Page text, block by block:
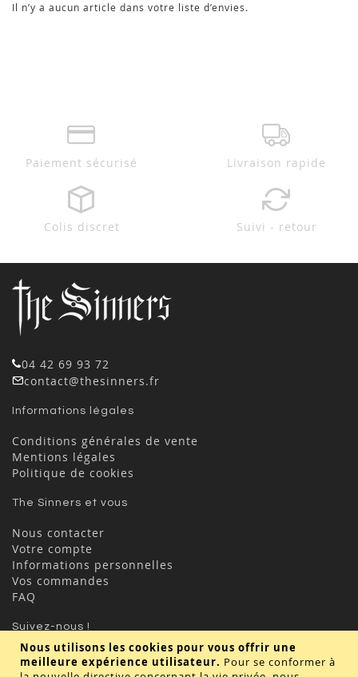
Nous utilisons les cookies pour vous offrir une
meilleure expérience utilisateur. Pour se conformer à
Il n’y a aucun article dans votre liste d’envies.
Paiement sécurisé Livraison rapide
Colis discret Suivi - retour
04 42 69 93 72
contact@thesinners.fr
Informations légales
Conditions générales de vente
Mentions légales
Politique de cookies
The Sinners et vous
Nous contacter
Votre compte
Informations personnelles
Vos commandes
FAQ
Suivez-nous !